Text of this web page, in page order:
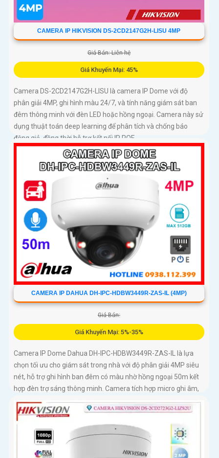
CAMERA IP HIKVISION DS-2CD2147G2H-LISU 4MP
Giá Bán: Liên hệ
Giá Khuyến Mại: 45%
Camera DS-2CD2147G2H-LISU là camera IP Dome với độ
phân giải 4MP, ghi hình màu 24/7, và tính năng giám sát ban
đêm thông minh với đèn LED hoặc hồng ngoại. Camera này sử
dụng thuật toán deep learning để phân tích và chống báo
động giả, đồng thời hỗ trợ kết nối IP POE
CAMERA IP DAHUA DH-IPC-HDBW3449R-ZAS-IL (4MP)
Giá Bán:
Giá Khuyến Mại: 5%-35%
Camera IP Dome Dahua DH-IPC-HDBW3449R-ZAS-IL là lựa
chọn tối ưu cho giám sát trong nhà với độ phân giải 4MP siêu
nét, hỗ trợ ghi hình ban đêm có màu nhờ hồng ngoại 50m kết
hợp đèn trợ sáng thông minh. Camera tích hợp micro ghi âm,
khe cắm thẻ nhớ lên đến 512GB, phát hiện chính xác người và
xe giúp cảnh báo hiệu quả hơn